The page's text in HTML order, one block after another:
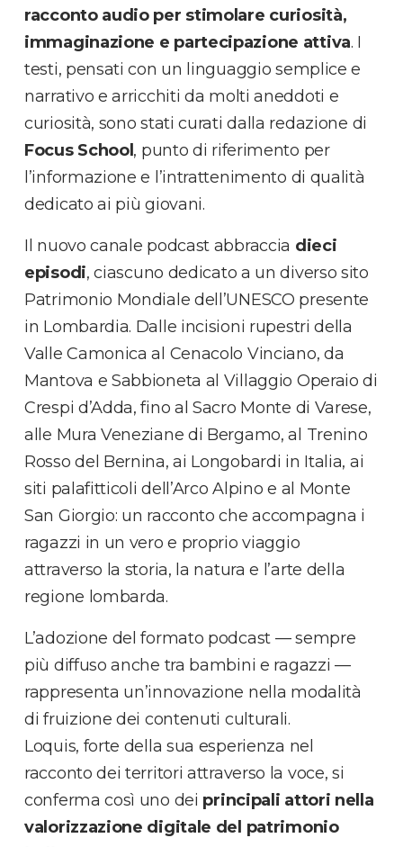
racconto audio per stimolare curiosità,
immaginazione e partecipazione attiva. I
testi, pensati con un linguaggio semplice e
narrativo e arricchiti da molti aneddoti e
curiosità, sono stati curati dalla redazione di
Focus School , punto di riferimento per
l’informazione e l’intrattenimento di qualità
dedicato ai più giovani.
Il nuovo canale podcast abbraccia dieci
episodi, ciascuno dedicato a un diverso sito
Patrimonio Mondiale dell’UNESCO presente
in Lombardia. Dalle incisioni rupestri della
Valle Camonica al Cenacolo Vinciano, da
Mantova e Sabbioneta al Villaggio Operaio di
Crespi d’Adda, fino al Sacro Monte di Varese,
alle Mura Veneziane di Bergamo, al Trenino
Rosso del Bernina, ai Longobardi in Italia, ai
siti palafitticoli dell’Arco Alpino e al Monte
San Giorgio: un racconto che accompagna i
ragazzi in un vero e proprio viaggio
attraverso la storia, la natura e l’arte della
regione lombarda.
L’adozione del formato podcast — sempre
più diffuso anche tra bambini e ragazzi —
rappresenta un’innovazione nella modalità
di fruizione dei contenuti culturali.
Loquis, forte della sua esperienza nel
racconto dei territori attraverso la voce, si
conferma così uno dei principali attori nella
valorizzazione digitale del patrimonio